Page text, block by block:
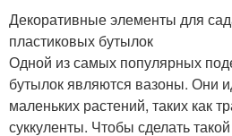
Декоративные элементы для
пластиковых бутылок
Одной из самых популярных
бутылок являются вазоны. Они
маленьких растений, таких как
суккуленты. Чтобы сделать